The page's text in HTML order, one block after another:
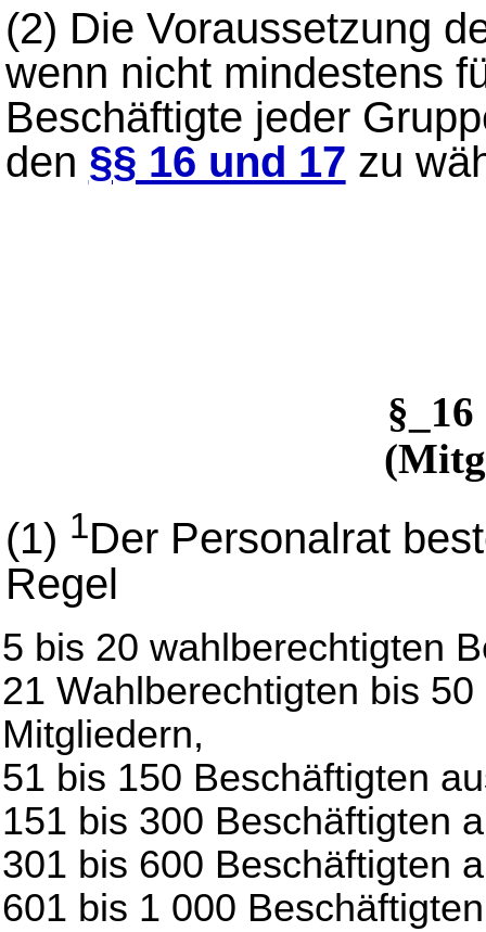
(2) Die Voraussetzung
wenn nicht mindestens
Beschäftigte jeder
den §§ 16 und 17 zu
(1) 1Der Personalrat
Regel
5 bis 20 wahlberechtigten
21 Wahlberechtigten bis
Mitgliedern,
51 bis 150 Beschäftigten
151 bis 300 Beschäftigten
301 bis 600 Beschäftigten
601 bis 1 000